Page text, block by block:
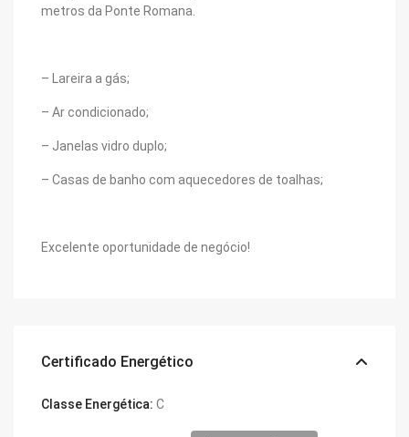
metros da Ponte Romana.
– Lareira a gás;
– Ar condicionado;
– Janelas vidro duplo;
– Casas de banho com aquecedores de toalhas;
Excelente oportunidade de negócio!
Certificado Energético
Classe Energética: C